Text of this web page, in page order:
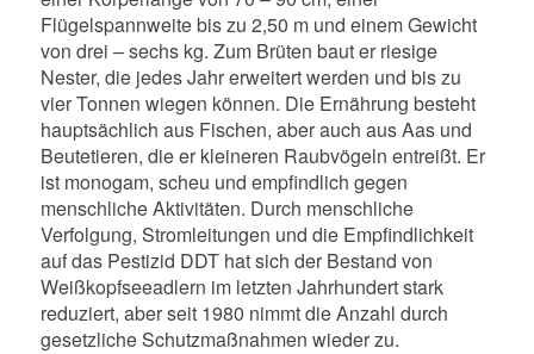
Flügelspannweite bis zu 2,50 m und einem Gewicht
von drei – sechs kg. Zum Brüten baut er riesige
Nester, die jedes Jahr erweitert werden und bis zu
vier Tonnen wiegen können. Die Ernährung besteht
hauptsächlich aus Fischen, aber auch aus Aas und
Beutetieren, die er kleineren Raubvögeln entreißt. Er
ist monogam, scheu und empfindlich gegen
menschliche Aktivitäten. Durch menschliche
Verfolgung, Stromleitungen und die Empfindlichkeit
auf das Pestizid DDT hat sich der Bestand von
Weißkopfseeadlern im letzten Jahrhundert stark
reduziert, aber seit 1980 nimmt die Anzahl durch
gesetzliche Schutzmaßnahmen wieder zu.